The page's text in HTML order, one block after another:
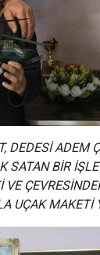
DEDESİ ADEM
SATAN BİR
VE
UÇAK MAKETİ